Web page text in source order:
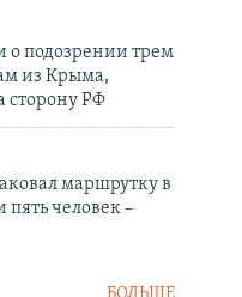
о подозрении трем
из Крыма,
сторону РФ
маршрутку в
пять человек –